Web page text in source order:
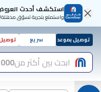
استكشف أحدث
واستمتع بتجربة تسوّق مذهلة!
توصيل بموعد سريع
ابحث بين أكثر من